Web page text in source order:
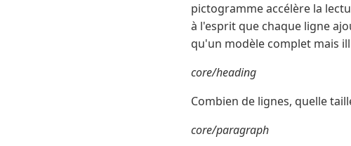
pictogramme accélère la
à l'esprit que chaque ligne
qu'un modèle complet mais
core/heading
Combien de lignes, quelle
core/paragraph